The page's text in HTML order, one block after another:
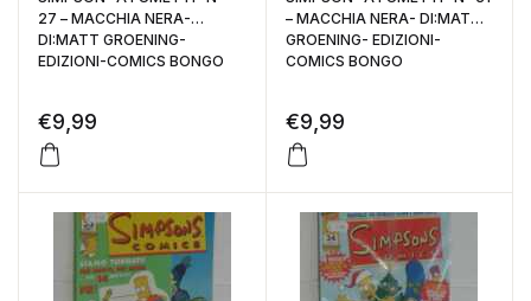
27 – MACCHIA NERA-
DI:MATT GROENING-
EDIZIONI-COMICS BONGO
€9,99
– MACCHIA NERA- DI:MATT
GROENING- EDIZIONI-
COMICS BONGO
€9,99